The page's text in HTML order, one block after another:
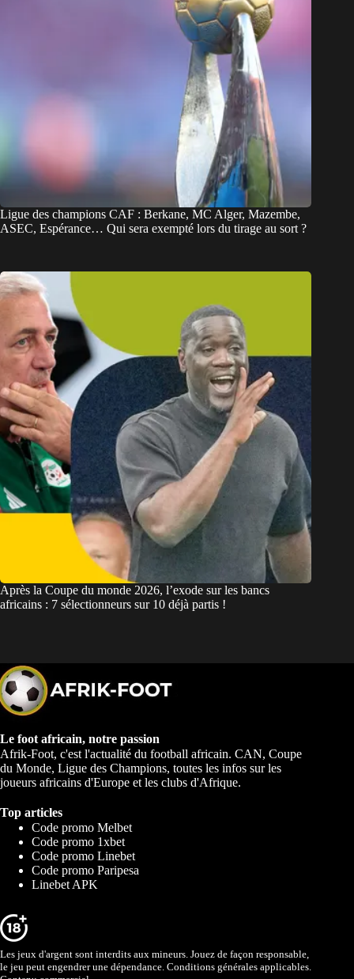
Ligue des champions CAF : Berkane, MC Alger, Mazembe,
ASEC, Espérance… Qui sera exempté lors du tirage au sort ?
Après la Coupe du monde 2026, l’exode sur les bancs
africains : 7 sélectionneurs sur 10 déjà partis !
Le foot africain, notre passion
Afrik-Foot, c'est l'actualité du football africain. CAN, Coupe
du Monde, Ligue des Champions, toutes les infos sur les
joueurs africains d'Europe et les clubs d'Afrique.
Top articles
Code promo Melbet
Code promo 1xbet
Code promo Linebet
Code promo Paripesa
Linebet APK
Les jeux d'argent sont interdits aux mineurs. Jouez de façon responsable,
le jeu peut engendrer une dépendance. Conditions générales applicables.